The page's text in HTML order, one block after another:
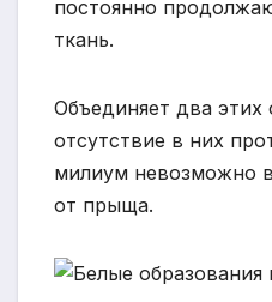
постоянно
ткань.
Объединяет два этих
отсутствие в них
милиум невозможно
от прыща.